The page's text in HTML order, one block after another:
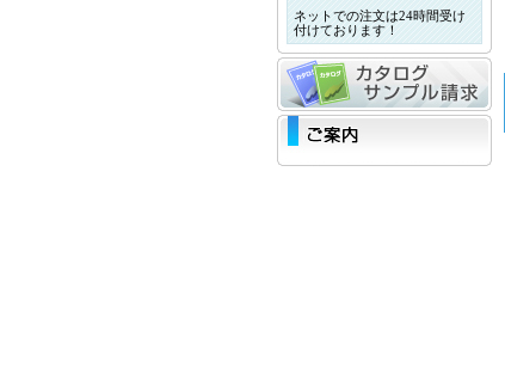
ネットでの注文は24時間受け
付けております！